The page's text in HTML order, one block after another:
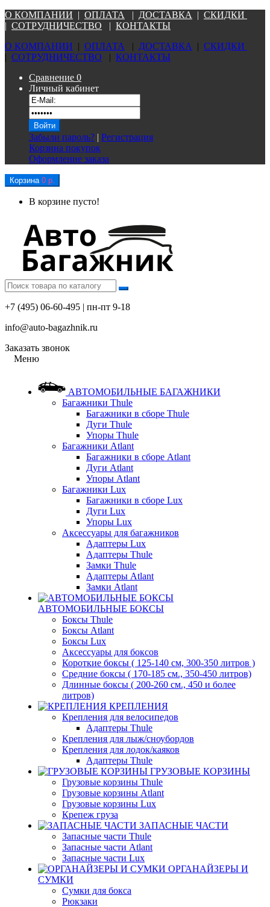
О КОМПАНИИ | ОПЛАТА | ДОСТАВКА | СКИДКИ
| СОТРУДНИЧЕСТВО | КОНТАКТЫ
О КОМПАНИИ | ОПЛАТА | ДОСТАВКА | СКИДКИ
| СОТРУДНИЧЕСТВО | КОНТАКТЫ
Сравнение 0
Личный кабинет
Забыли пароль? | Регистрация
Корзина покупок
Оформление заказа
Корзина 0 р.
В корзине пусто!
+7 (495) 06-60-495 | пн-пт 9-18
info@auto-bagazhnik.ru
Заказать звонок
Меню
АВТОМОБИЛЬНЫЕ БАГАЖНИКИ
Багажники Thule
Багажники в сборе Thule
Дуги Thule
Упоры Thule
Багажники Atlant
Багажники в сборе Atlant
Дуги Atlant
Упоры Atlant
Багажники Lux
Багажники в сборе Lux
Дуги Lux
Упоры Lux
Аксессуары для багажников
Адаптеры Lux
Адаптеры Thule
Замки Thule
Адаптеры Atlant
Замки Atlant
АВТОМОБИЛЬНЫЕ БОКСЫ
Боксы Thule
Боксы Atlant
Боксы Lux
Аксессуары для боксов
Короткие боксы ( 125-140 см, 300-350 литров )
Средние боксы ( 170-185 см., 350-450 литров)
Длинные боксы ( 200-260 см., 450 и более
литров)
КРЕПЛЕНИЯ
Крепления для велосипедов
Адаптеры Thule
Крепления для лыж/сноубордов
Крепления для лодок/каяков
Адаптеры Thule
ГРУЗОВЫЕ КОРЗИНЫ
Грузовые корзины Thule
Грузовые корзины Atlant
Грузовые корзины Lux
Крепеж груза
ЗАПАСНЫЕ ЧАСТИ
Запасные части Thule
Запасные части Atlant
Запасные части Lux
ОРГАНАЙЗЕРЫ И
СУМКИ
Сумки для бокса
Рюкзаки